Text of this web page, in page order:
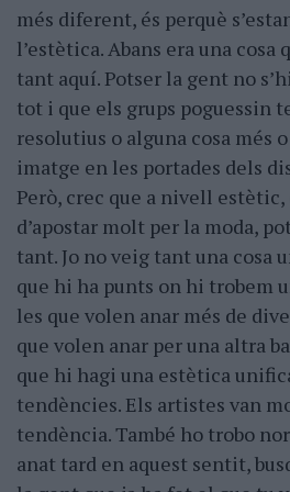
més diferent, és perquè
l’estètica. Abans era una cosa
tant aquí. Potser la gent no
tot i que els grups poguessin
resolutius o alguna cosa més
imatge en les portades dels
Però, crec que a nivell
d’apostar molt per la moda,
tant. Jo no veig tant una cosa
que hi ha punts on hi trobem
les que volen anar més de
que volen anar per una altra
que hi hagi una estètica
tendències. Els artistes van
tendència. També ho trobo
anat tard en aquest sentit,